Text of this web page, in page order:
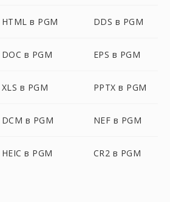
HTML в PGM DDS в PGM
DOC в PGM EPS в PGM
XLS в PGM PPTX в PGM
DCM в PGM NEF в PGM
HEIC в PGM CR2 в PGM